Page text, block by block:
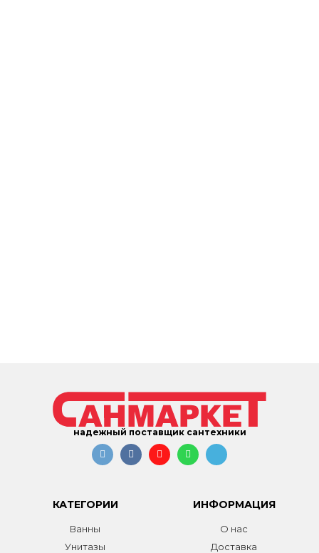
надежный поставщик сантехники
КАТЕГОРИИ
Ванны
Унитазы
ИНФОРМАЦИЯ
О нас
Доставка